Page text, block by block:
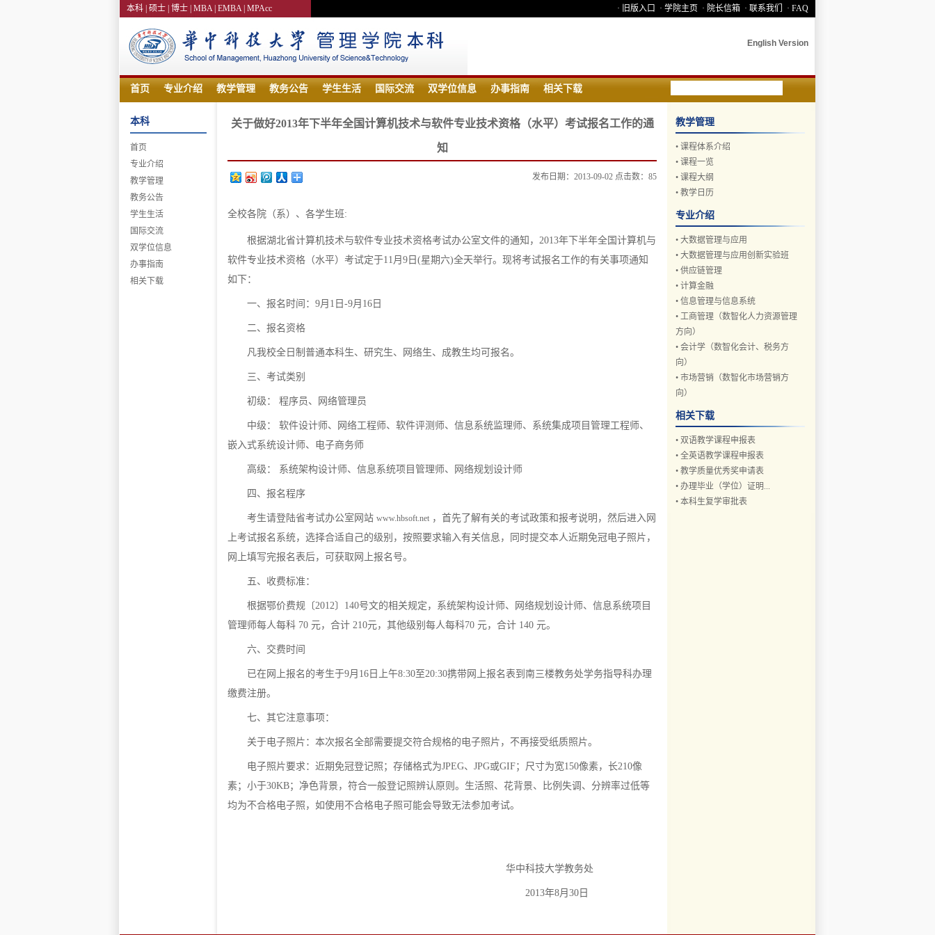
· 旧版入口 · 学院主页 · 院长信箱 · 联系我们 · FAQ
本科 | 硕士 | 博士 | MBA | EMBA | MPAcc
English Version
首页 专业介绍 教学管理 教务公告 学生生活 国际交流 双学位信息 办事指南 相关下载
本科
首页
专业介绍
教学管理
教务公告
学生生活
国际交流
双学位信息
办事指南
相关下载
关于做好2013年下半年全国计算机技术与软件专业技术资格（水平）考试报名工作的通
知
发布日期：2013-09-02 点击数： 85
全校各院（系）、各学生班:
根据湖北省计算机技术与软件专业技术资格考试办公室文件的通知，2013年下半年全国计算机与
软件专业技术资格（水平）考试定于11月9日(星期六)全天举行。现将考试报名工作的有关事项通知
如下：
一、报名时间：9月1日-9月16日
二、报名资格
凡我校全日制普通本科生、研究生、网络生、成教生均可报名。
三、考试类别
初级： 程序员、网络管理员
中级： 软件设计师、网络工程师、软件评测师、信息系统监理师、系统集成项目管理工程师、
嵌入式系统设计师、电子商务师
高级： 系统架构设计师、信息系统项目管理师、网络规划设计师
四、报名程序
考生请登陆省考试办公室网站 www.hbsoft.net ，首先了解有关的考试政策和报考说明，然后进入网
上考试报名系统，选择合适自己的级别，按照要求输入有关信息，同时提交本人近期免冠电子照片，
网上填写完报名表后，可获取网上报名号。
五、收费标准：
根据鄂价费规〔2012〕140号文的相关规定，系统架构设计师、网络规划设计师、信息系统项目
管理师每人每科 70 元，合计 210元，其他级别每人每科70 元，合计 140 元。
六、交费时间
已在网上报名的考生于9月16日上午8:30至20:30携带网上报名表到南三楼教务处学务指导科办理
缴费注册。
七、其它注意事项：
关于电子照片：本次报名全部需要提交符合规格的电子照片，不再接受纸质照片。
电子照片要求：近期免冠登记照；存储格式为JPEG、JPG或GIF；尺寸为宽150像素，长210像
素；小于30KB；净色背景，符合一般登记照辨认原则。生活照、花背景、比例失调、分辨率过低等
均为不合格电子照，如使用不合格电子照可能会导致无法参加考试。
华中科技大学教务处
2013年8月30日
教学管理
• 课程体系介绍
• 课程一览
• 课程大纲
• 教学日历
专业介绍
• 大数据管理与应用
• 大数据管理与应用创新实验班
• 供应链管理
• 计算金融
• 信息管理与信息系统
• 工商管理（数智化人力资源管理
方向）
• 会计学（数智化会计、税务方
向）
• 市场营销（数智化市场营销方
向）
相关下载
• 双语教学课程申报表
• 全英语教学课程申报表
• 教学质量优秀奖申请表
• 办理毕业（学位）证明...
• 本科生复学审批表